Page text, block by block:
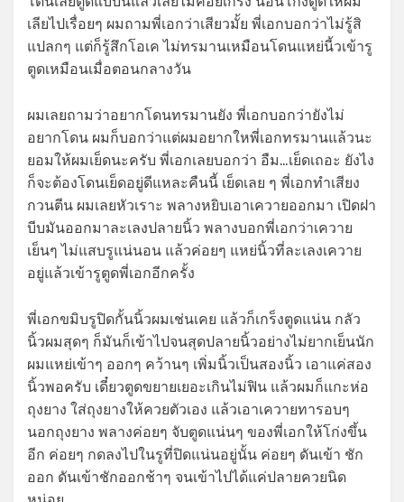
เลียไปเรื่อยๆ ผมถามพี่เอกว่าเสียวมั้ย พี่เอกบอกว่าไม่รู้สิ
แปลกๆ แต่ก็รู้สึกโอเค ไม่ทรมานเหมือนโดนแหย่นี้วเข้ารู
ตูดเหมือนเมื่อตอนกลางวัน
ผมเลยถามว่าอยากโดนทรมานยัง พี่เอกบอกว่ายังไม่
อยากโดน ผมก็บอกว่าแต่ผมอยากใหพี่เอกทรมานแล้วนะ
ยอมให้ผมเย็ดนะครับ พี่เอกเลยบอกว่า อืม…เย็ดเถอะ ยังไง
ก็จะต้องโดนเย็ดอยู่ดีแหละคืนนี้ เย็ดเลย ๆ พี่เอกทำเสียง
กวนตีน ผมเลยหัวเราะ พลางหยิบเอาเควายออกมา เปิดฝา
บีบมันออกมาละเลงปลายนิ้ว พลางบอกพี่เอกว่าเควาย
เย็นๆ ไม่แสบรูแน่นอน แล้วค่อยๆ แหย่นิ้วที่ละเลงเควาย
อยู่แล้วเข้ารูตูดพี่เอกอีกครั้ง
พี่เอกขมิบรูปิดกั้นนิ้วผมเช่นเคย แล้วก็เกร็งตูดแน่น กลัว
นิ้วผมสุดๆ ก็มันก็เข้าไปจนสุดปลายนิ้วอย่างไม่ยากเย็นนัก
ผมแหย่เข้าๆ ออกๆ คว้านๆ เพิ่มนิ้วเป็นสองนิ้ว เอาแค่สอง
นิ้วพอครับ เดี๋ยวตูดขยายเยอะเกินไม่ฟิน แล้วผมก็แกะห่อ
ถุงยาง ใส่ถุงยางให้ควยตัวเอง แล้วเอาเควายทารอบๆ
นอกถุงยาง พลางค่อยๆ จับตูดแน่นๆ ของพี่เอกให้โก่งขึ้น
อีก ค่อยๆ กดลงไปในรูที่ปิดแน่นอยู่นั้น ค่อยๆ ดันเข้า ชัก
ออก ดันเข้าชักออกช้าๆ จนเข้าไปได้แค่ปลายควยนิด